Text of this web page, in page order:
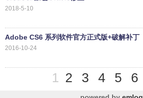
2018-5-10
Adobe CS6 系列软件官方正式版+破解补丁
2016-10-24
1 2 3 4 5 6